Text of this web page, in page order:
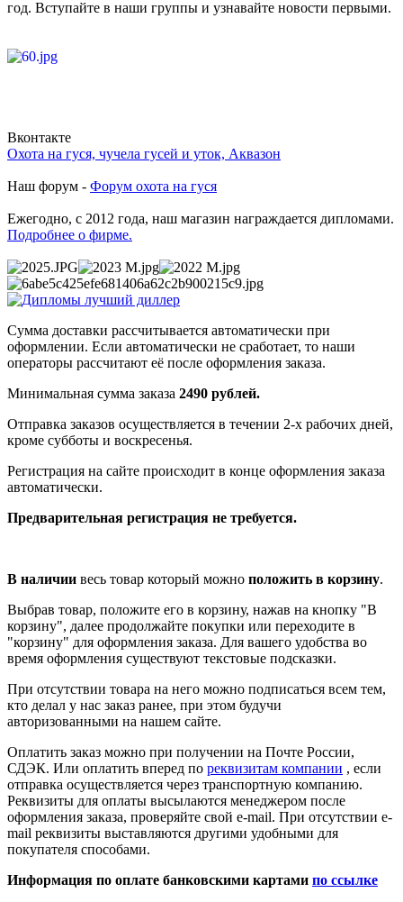
год. Вступайте в наши группы и узнавайте новости первыми.
Вконтакте
Охота на гуся, чучела гусей и уток, Аквазон
Наш форум - Форум охота на гуся
Ежегодно, с 2012 года, наш магазин награждается дипломами.
Подробнее о фирме.
Сумма доставки рассчитывается автоматически при
оформлении. Если автоматически не сработает, то наши
операторы рассчитают её после оформления заказа.
Минимальная сумма заказа 2490 рублей.
Отправка заказов осуществляется в течении 2-х рабочих дней,
кроме субботы и воскресенья.
Регистрация на сайте происходит в конце оформления заказа
автоматически.
Предварительная регистрация не требуется.
В наличии весь товар который можно положить в корзину.
Выбрав товар, положите его в корзину, нажав на кнопку "В
корзину", далее продолжайте покупки или переходите в
"корзину" для оформления заказа. Для вашего удобства во
время оформления существуют текстовые подсказки.
При отсутствии товара на него можно подписаться всем тем,
кто делал у нас заказ ранее, при этом будучи
авторизованными на нашем сайте.
Оплатить заказ можно при получении на Почте России,
СДЭК. Или оплатить вперед по реквизитам компании , если
отправка осуществляется через транспортную компанию.
Реквизиты для оплаты высылаются менеджером после
оформления заказа, проверяйте свой e-mail. При отсутствии e-
mail реквизиты выставляются другими удобными для
покупателя способами.
Информация по оплате банковскими картами по ссылке